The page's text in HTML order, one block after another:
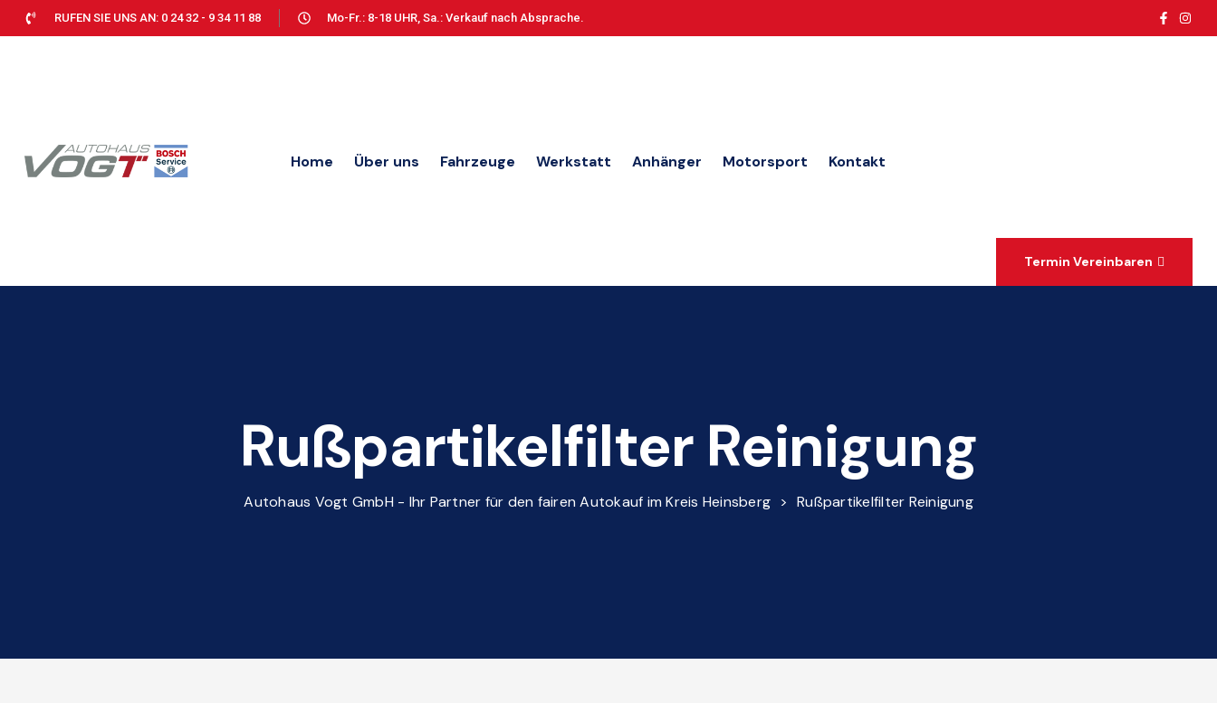
RUFEN SIE UNS AN: 0 24 32 - 9 34 11 88 Mo-Fr.: 8-18 UHR, Sa.: Verkauf nach Absprache.
Home Über uns Fahrzeuge Werkstatt Anhänger Motorsport Kontakt
Termin Vereinbaren
Rußpartikelfilter Reinigung
Autohaus Vogt GmbH - Ihr Partner für den fairen Autokauf im Kreis Heinsberg > Rußpartikelfilter Reinigung